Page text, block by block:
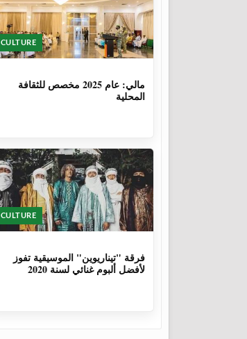
CULTURE
مالي: عام 2025 مخصص للثقافة
المحلية
CULTURE
فرقة "تيناريوين" الموسيقية تفوز
لأفضل ألبوم غنائي لسنة 2020